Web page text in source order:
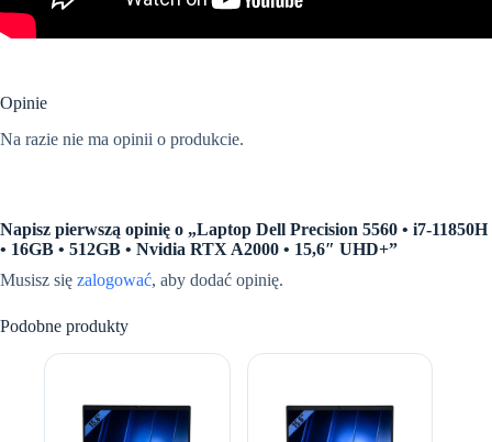
Opinie
Na razie nie ma opinii o produkcie.
Napisz pierwszą opinię o „Laptop Dell Precision 5560 • i7-11850H
• 16GB • 512GB • Nvidia RTX A2000 • 15,6″ UHD+”
Musisz się zalogować, aby dodać opinię.
Podobne produkty